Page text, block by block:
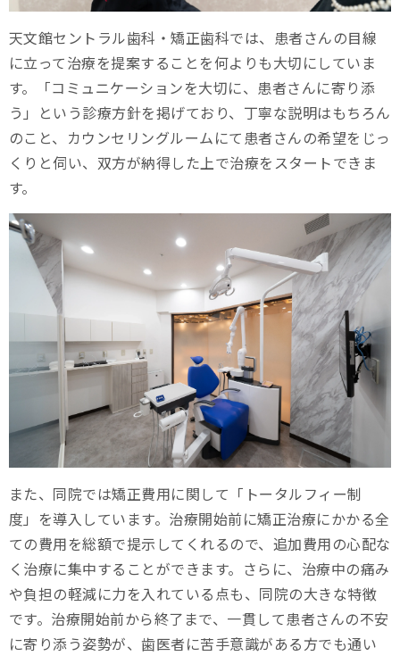
天文館セントラル歯科・矯正歯科では、患者さんの目線
に立って治療を提案することを何よりも大切にしていま
す。「コミュニケーションを大切に、患者さんに寄り添
う」という診療方針を掲げており、丁寧な説明はもちろん
のこと、カウンセリングルームにて患者さんの希望をじっ
くりと伺い、双方が納得した上で治療をスタートできま
す。
また、同院では矯正費用に関して「トータルフィー制
度」を導入しています。治療開始前に矯正治療にかかる全
ての費用を総額で提示してくれるので、追加費用の心配な
く治療に集中することができます。さらに、治療中の痛み
や負担の軽減に力を入れている点も、同院の大きな特徴
です。治療開始前から終了まで、一貫して患者さんの不安
に寄り添う姿勢が、歯医者に苦手意識がある方でも通い